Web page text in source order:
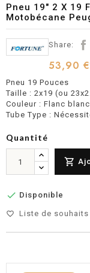
Pneu 19" 2 X 19
Motobécane
Share:
53,90 €
Pneu 19 Pouces
Taille : 2x19 (ou
Couleur : Flanc
Tube Type :
Quantité

 Disponible
favorite_border Liste de souhaits